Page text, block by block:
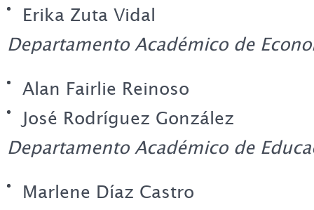
Erika Zuta Vidal
Departamento Académico de
Alan Fairlie Reinoso
José Rodríguez González
Departamento Académico de
Marlene Díaz Castro